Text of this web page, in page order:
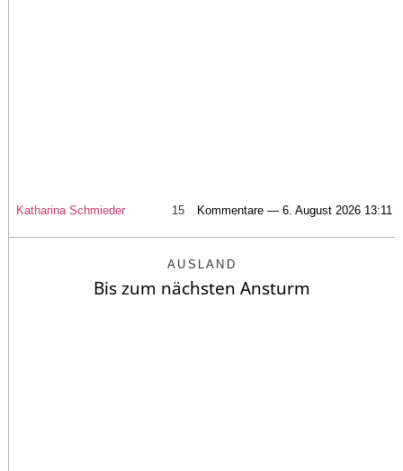
Katharina Schmieder 15 Kommentare — 6. August 2026 13:11
AUSLAND
Bis zum nächsten Ansturm